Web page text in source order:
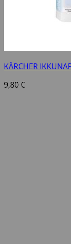
KÄRCHER
9,80€